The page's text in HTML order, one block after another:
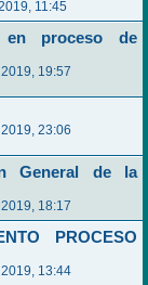
11:45
en proceso de
19:57
23:06
General de la
18:17
PROCESO
13:44